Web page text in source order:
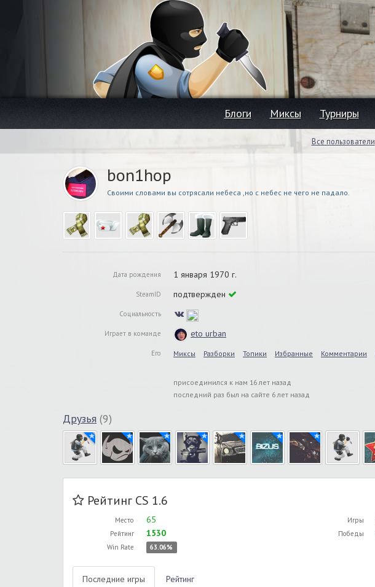
Блоги Миксы Турниры
Все пользователи
bon1hop
Своими словами вы сотрясали небеса ,но с небес не чего не падало.
Дата рождения 1 января 1970 г.
SteamID подтвержден
Социальность
Играет в команде eto urban
Его Миксы Разборки Топики Избранные Комментарии
присоединился к нам 16 лет назад
последний раз был на сайте 6 лет назад
Друзья (9)
Рейтинг CS 1.6
Место 65
Рейтинг 1530
Win Rate 63.06%
Игры
Победы
Последние игры Рейтинг